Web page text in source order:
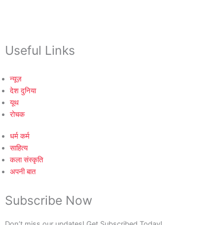
Useful Links
न्यूज़
देश दुनिया
यूथ
रोचक
धर्म कर्म
साहित्य
कला संस्कृति
अपनी बात
Subscribe Now